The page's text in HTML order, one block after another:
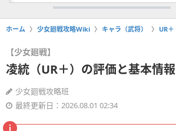
ホーム 少女廻戦攻略Wiki キャラ（武将） UR＋
【少女廻戦】
凌統（UR＋）の評価と基本情報
少女廻戦攻略班
最終更新日：2026.08.01 02:34